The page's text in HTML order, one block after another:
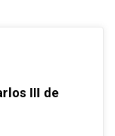
III de